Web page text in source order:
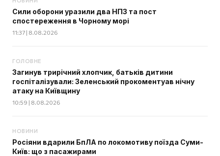
Сили оборони уразили два НПЗ та пост
спостереження в Чорному морі
11:37 | 8.08.2026
ГОЛОВНЕ
Загинув трирічний хлопчик, батьків дитини
госпіталізували: Зеленський прокоментуав нічну
атаку на Київщину
10:59 | 8.08.2026
НОВИНИ
Росіяни вдарили БпЛА по локомотиву поїзда Суми-
Київ: що з пасажирами